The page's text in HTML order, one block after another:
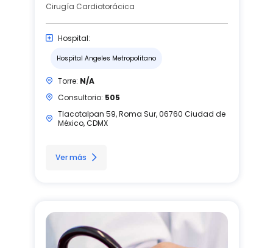
Cirugía Cardiotorácica
Hospital:
Hospital Angeles Metropolitano
Torre: N/A
Consultorio: 505
Tlacotalpan 59, Roma Sur, 06760 Ciudad de
México, CDMX
Ver más